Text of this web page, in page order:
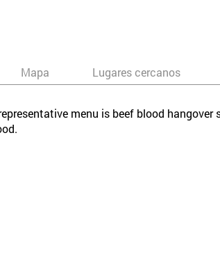
Mapa Lugares cercanos
menu is beef blood